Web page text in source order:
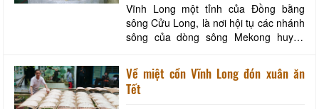
Vĩnh Long một tỉnh của Đồng bằng
sông Cửu Long, là nơi hội tụ các nhánh
sông của dòng sông Mekong huyền
ngọt và mang phù sa bồi lắng nên
những miệt cù lao, miệt cồn… xanh
ngát, thơ mộng. Chính nơi đây là nguồn
Về miệt cồn Vĩnh Long đón xuân ăn
Tết